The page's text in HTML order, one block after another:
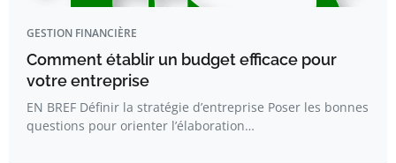
GESTION FINANCIÈRE
Comment établir un budget efficace pour
votre entreprise
EN BREF Définir la stratégie d’entreprise Poser les bonnes
questions pour orienter l’élaboration…